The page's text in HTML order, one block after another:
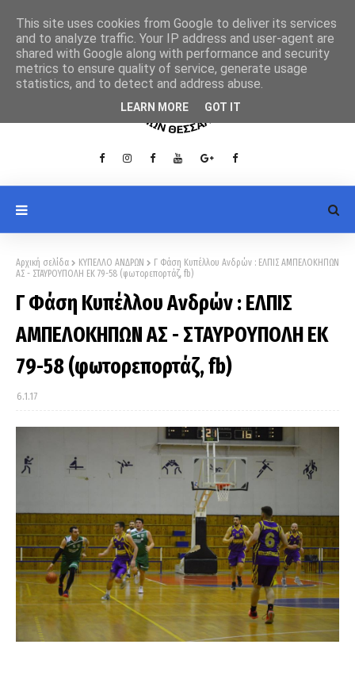
Αρχική σελίδα ΚΥΠΕΛΛΟ ΑΝΔΡΩΝ
Γ Φάση Κυπέλλου Ανδρών : ΕΛΠΙΣ ΑΜΠΕΛΟΚΗΠΩΝ
ΑΣ - ΣΤΑΥΡΟΥΠΟΛΗ ΕΚ 79-58 (φωτορεπορτάζ, fb)
Γ Φάση Κυπέλλου Ανδρών : ΕΛΠΙΣ
ΑΜΠΕΛΟΚΗΠΩΝ ΑΣ - ΣΤΑΥΡΟΥΠΟΛΗ ΕΚ
79-58 (φωτορεπορτάζ, fb)
6.1.17
This site uses cookies from Google to deliver its services
and to analyze traffic. Your IP address and user-agent are
shared with Google along with performance and security
metrics to ensure quality of service, generate usage
statistics, and to detect and address abuse.
LEARN MORE GOT IT